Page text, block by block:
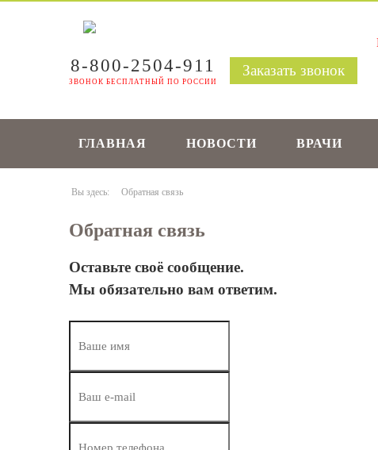
8-800-2504-911
ЗВОНОК БЕСПЛАТНЫЙ ПО РОССИИ
Заказать звонок
ГЛАВНАЯ НОВОСТИ ВРАЧИ
Вы здесь: Обратная связь
Обратная связь
Оставьте своё сообщение.
Мы обязательно вам ответим.